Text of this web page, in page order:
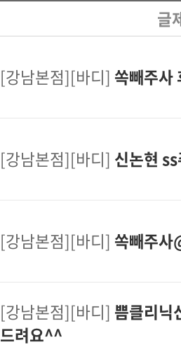
글
[강남본점][바디] 쏙빼주
[강남본점][바디] 신논현
[강남본점][바디] 쏙빼주사
[강남본점][바디] 쁨클리닉
드려요^^